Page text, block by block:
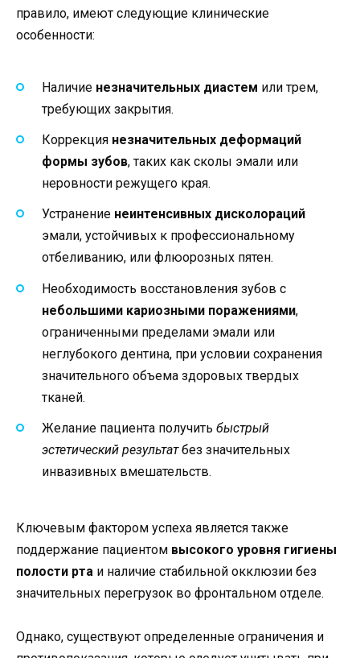
правило, имеют следующие клинические
особенности:
Наличие незначительных диастем или трем,
требующих закрытия.
Коррекция незначительных деформаций
формы зубов, таких как сколы эмали или
неровности режущего края.
Устранение неинтенсивных дисколораций
эмали, устойчивых к профессиональному
отбеливанию, или флюорозных пятен.
Необходимость восстановления зубов с
небольшими кариозными поражениями,
ограниченными пределами эмали или
неглубокого дентина, при условии сохранения
значительного объема здоровых твердых
тканей.
Желание пациента получить быстрый
эстетический результатбез значительных
инвазивных вмешательств.
Ключевым фактором успеха является также
поддержание пациентом высокого уровня гигиены
полости рта и наличие стабильной окклюзии без
значительных перегрузок во фронтальном отделе.
Однако, существуют определенные ограничения и